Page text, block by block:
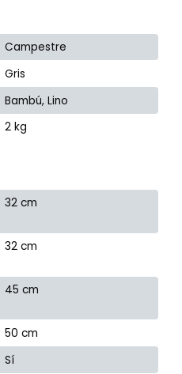
Campestre
Gris
Bambú, Lino
2 kg
32 cm
32 cm
45 cm
50 cm
Sí